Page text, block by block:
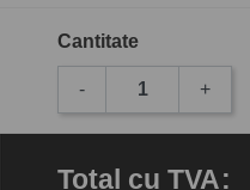
Cantitate
- +
Total cu TVA: